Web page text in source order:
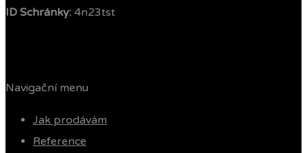
ID Schránky: 4n23tst
Navigační menu
Jak prodávám
Reference